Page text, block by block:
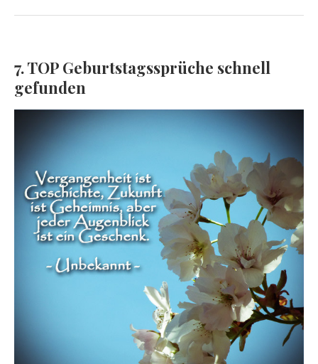
7. TOP Geburtstagssprüche schnell
gefunden